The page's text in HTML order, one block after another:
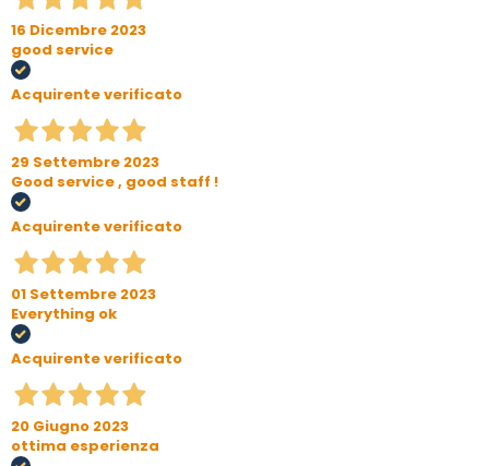
16 Dicembre 2023
good service
Acquirente verificato
29 Settembre 2023
Good service , good staff !
Acquirente verificato
01 Settembre 2023
Everything ok
Acquirente verificato
20 Giugno 2023
ottima esperienza